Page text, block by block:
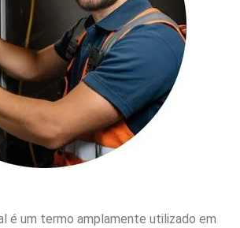
é um termo amplamente utilizado em